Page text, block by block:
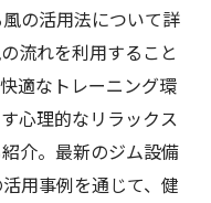
の活用法について詳
流れを利用すること
適なトレーニング環
心理的なリラックス
介。最新のジム設備
用事例を通じて、健